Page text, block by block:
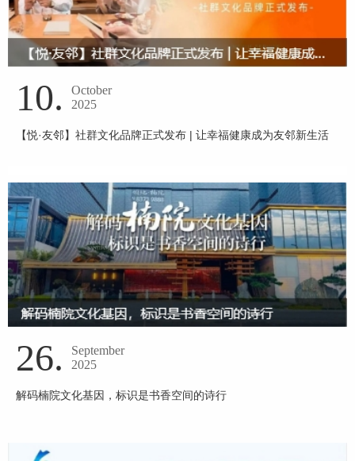
10.
October
2025
【悦·友邻】社群文化品牌正式发布 | 让幸福健康成为友邻新生活
26.
September
2025
解码楠院文化基因，标识是书香空间的诗行